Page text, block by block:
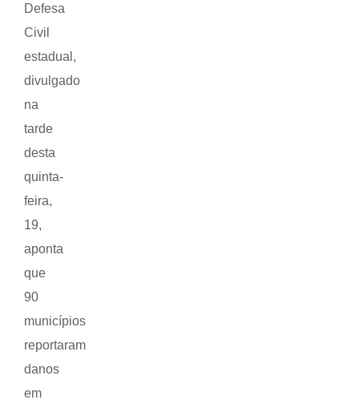
Defesa
Civil
estadual,
divulgado
na
tarde
desta
quinta-
feira,
19,
aponta
que
90
municípios
reportaram
danos
em